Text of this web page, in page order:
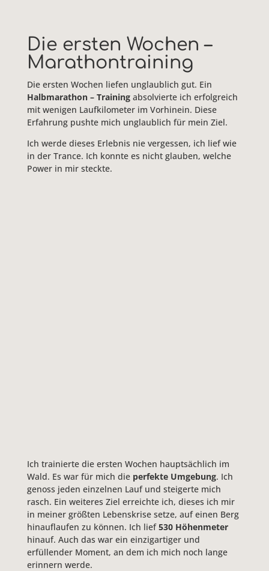
Die ersten Wochen –
Marathontraining
Die ersten Wochen liefen unglaublich gut. Ein
Halbmarathon – Trainingabsolvierte ich erfolgreich
mit wenigen Laufkilometer im Vorhinein. Diese
Erfahrung pushte mich unglaublich für mein Ziel.
Ich werde dieses Erlebnis nie vergessen, ich lief wie
in der Trance. Ich konnte es nicht glauben, welche
Power in mir steckte.
Ich trainierte die ersten Wochen hauptsächlich im
Wald. Es war für mich die perfekte Umgebung. Ich
genoss jeden einzelnen Lauf und steigerte mich
rasch. Ein weiteres Ziel erreichte ich, dieses ich mir
in meiner größten Lebenskrise setze, auf einen Berg
hinauflaufen zu können. Ich lief530 Höhenmeter
hinauf. Auch das war ein einzigartiger und
erfüllender Moment, an dem ich mich noch lange
erinnern werde.